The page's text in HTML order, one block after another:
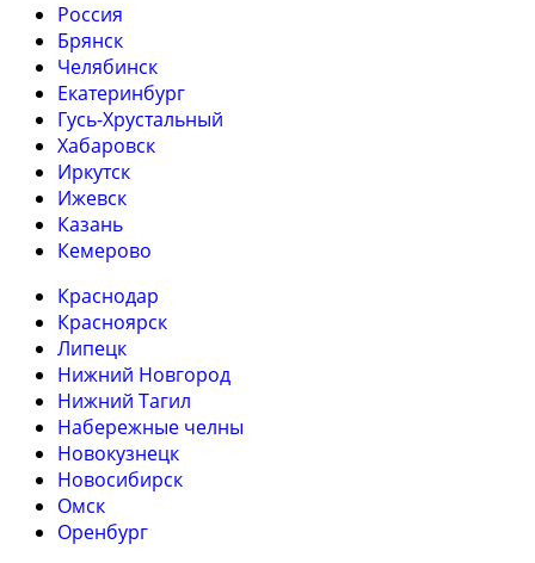
Россия
Брянск
Челябинск
Екатеринбург
Гусь-Хрустальный
Хабаровск
Иркутск
Ижевск
Казань
Кемерово
Краснодар
Красноярск
Липецк
Нижний Новгород
Нижний Тагил
Набережные челны
Новокузнецк
Новосибирск
Омск
Оренбург